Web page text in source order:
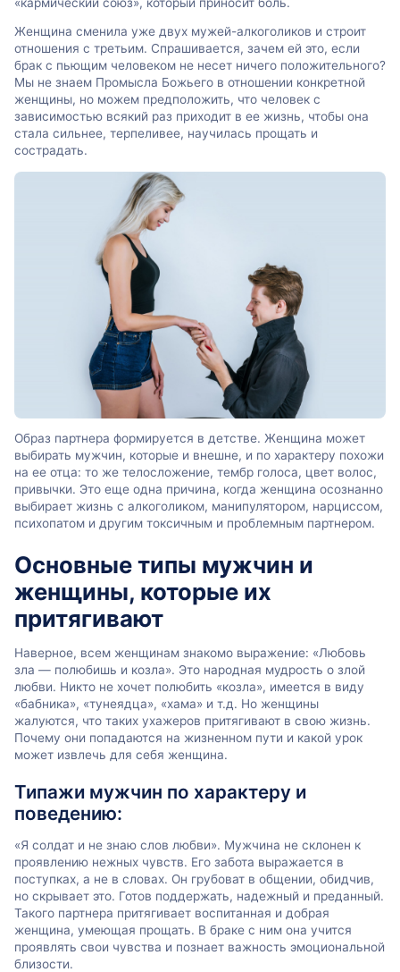
Женщина сменила уже двух мужей-алкоголиков и строит
отношения с третьим. Спрашивается, зачем ей это, если
брак с пьющим человеком не несет ничего положительного?
Мы не знаем Промысла Божьего в отношении конкретной
женщины, но можем предположить, что человек с
зависимостью всякий раз приходит в ее жизнь, чтобы она
стала сильнее, терпеливее, научилась прощать и
сострадать.
Образ партнера формируется в детстве. Женщина может
выбирать мужчин, которые и внешне, и по характеру похожи
на ее отца: то же телосложение, тембр голоса, цвет волос,
привычки. Это еще одна причина, когда женщина осознанно
выбирает жизнь с алкоголиком, манипулятором, нарциссом,
психопатом и другим токсичным и проблемным партнером.
Основные типы мужчин и
женщины, которые их
притягивают
Наверное, всем женщинам знакомо выражение: «Любовь
зла — полюбишь и козла». Это народная мудрость о злой
любви. Никто не хочет полюбить «козла», имеется в виду
«бабника», «тунеядца», «хама» и т.д. Но женщины
жалуются, что таких ухажеров притягивают в свою жизнь.
Почему они попадаются на жизненном пути и какой урок
может извлечь для себя женщина.
Типажи мужчин по характеру и
поведению:
«Я солдат и не знаю слов любви». Мужчина не склонен к
проявлению нежных чувств. Его забота выражается в
поступках, а не в словах. Он грубоват в общении, обидчив,
но скрывает это. Готов поддержать, надежный и преданный.
Такого партнера притягивает воспитанная и добрая
женщина, умеющая прощать. В браке с ним она учится
проявлять свои чувства и познает важность эмоциональной
близости.